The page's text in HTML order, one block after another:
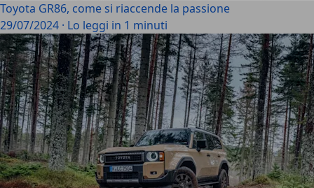
Toyota GR86, come si riaccende la passione
29/07/2024 · Lo leggi in 1 minuti